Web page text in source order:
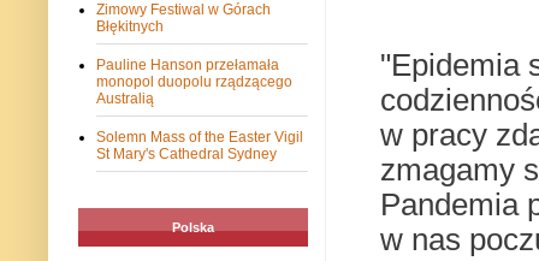
"Epidemia
w pracy
zmagamy
Pandemia
w nas
Zimowy Festiwal w Górach
Błękitnych
Pauline Hanson przełamała
monopol duopolu rządzącego
Australią
Solemn Mass of the Easter Vigil
St Mary's Cathedral Sydney
Polska